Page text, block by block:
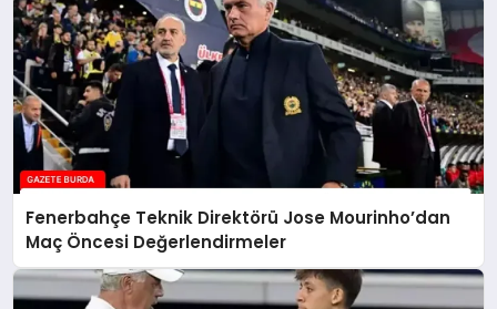
Fenerbahçe Teknik Direktörü Jose Mourinho’dan
Maç Öncesi Değerlendirmeler